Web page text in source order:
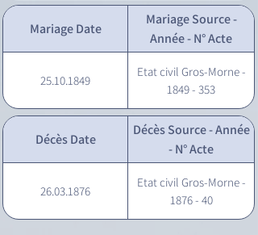
Mariage Date
Mariage Source -
Année - N° Acte
25.10.1849
Etat civil Gros-Morne -
1849 - 353
Décès Date
Décès Source - Année
- N° Acte
26.03.1876
Etat civil Gros-Morne -
1876 - 40